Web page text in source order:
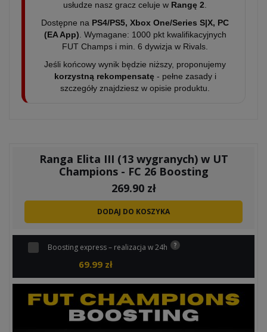
usłudze nasz gracz celuje w Rangę 2.
Dostępne na PS4/PS5, Xbox One/Series S|X, PC
(EA App). Wymagane: 1000 pkt kwalifikacyjnych
FUT Champs i min. 6 dywizja w Rivals.
Jeśli końcowy wynik będzie niższy, proponujemy
korzystną rekompensatę- pełne zasady i
szczegóły znajdziesz w opisie produktu.
Ranga Elita III (13 wygranych) w UT
Champions - FC 26 Boosting
269.90zł
DODAJ DO KOSZYKA
Boosting express – realizacja w 24h
69.99 zł